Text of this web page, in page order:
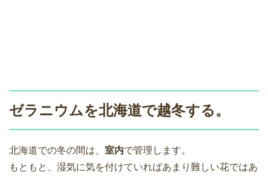
ゼラニウムを北海道で越冬する。
北海道での冬の間は、 室内で管理します。
もともと、湿気に気を付けていればあまり難しい花ではあ